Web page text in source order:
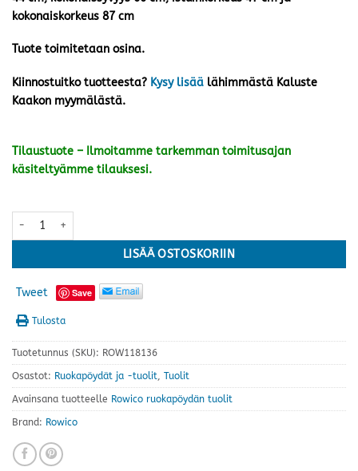
kokonaiskorkeus 87 cm
Tuote toimitetaan osina.
Kiinnostuitko tuotteesta? Kysy lisää lähimmästä Kaluste
Kaakon myymälästä.
Tilaustuote – Ilmoitamme tarkemman toimitusajan
käsiteltyämme tilauksesi.
Alison tuoli pyörivä, beige nahka/ruskea tammijalka määrä
LISÄÄ OSTOSKORIIN
Tweet Save
Tulosta
Tuotetunnus (SKU): ROW118136
Osastot: Ruokapöydät ja -tuolit Tuolit
Avainsana tuotteelle Rowico ruokapöydän tuolit
Brand: Rowico